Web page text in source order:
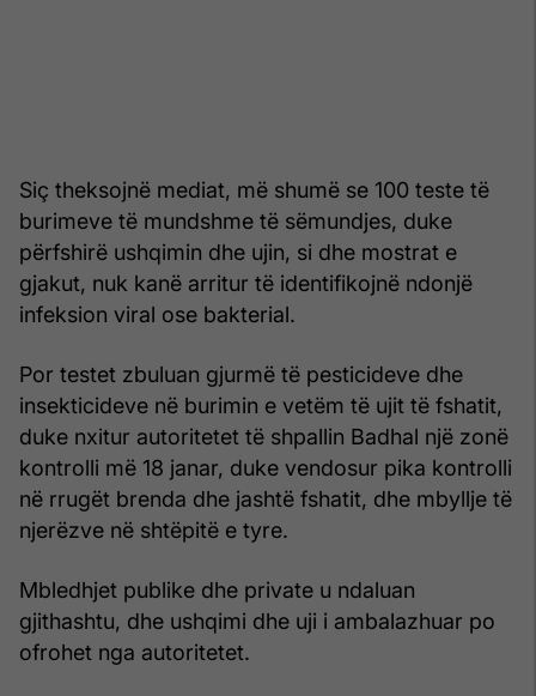
Siç theksojnë mediat, më shumë se 100 teste të
burimeve të mundshme të sëmundjes, duke
përfshirë ushqimin dhe ujin, si dhe mostrat e
gjakut, nuk kanë arritur të identifikojnë ndonjë
infeksion viral ose bakterial.
Por testet zbuluan gjurmë të pesticideve dhe
insekticideve në burimin e vetëm të ujit të fshatit,
duke nxitur autoritetet të shpallin Badhal një zonë
kontrolli më 18 janar, duke vendosur pika kontrolli
në rrugët brenda dhe jashtë fshatit, dhe mbyllje të
njerëzve në shtëpitë e tyre.
Mbledhjet publike dhe private u ndaluan
gjithashtu, dhe ushqimi dhe uji i ambalazhuar po
ofrohet nga autoritetet.